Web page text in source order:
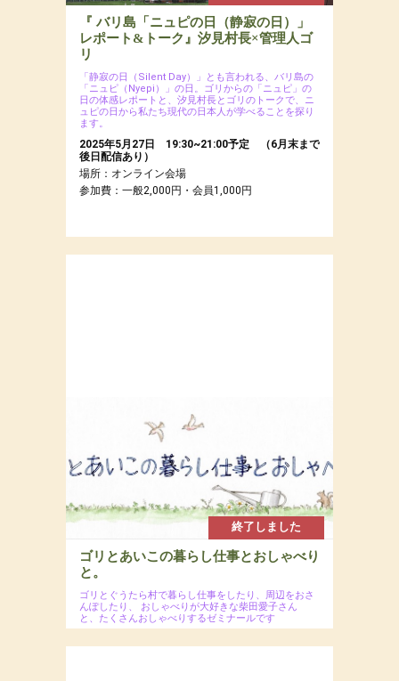
『 バリ島「ニュピの日（静寂の日）」
レポート&トーク』汐見村長×管理人ゴ
リ
「静寂の日（Silent Day）」とも言われる、バリ島の
「ニュピ（Nyepi）」の日。ゴリからの「ニュピ」の
日の体感レポートと、汐見村長とゴリのトークで、ニ
ュピの日から私たち現代の日本人が学べることを探り
ます。
2025年5月27日 19:30~21:00予定 （6月末まで
後日配信あり）
場所：オンライン会場
参加費：一般2,000円・会員1,000円
終了しました
ゴリとあいこの暮らし仕事とおしゃべり
と。
ゴリとぐうたら村で暮らし仕事をしたり、周辺をおさ
んぽしたり、
おしゃべりが大好きな柴田愛子さん
と、たくさんおしゃべりするゼミナールです